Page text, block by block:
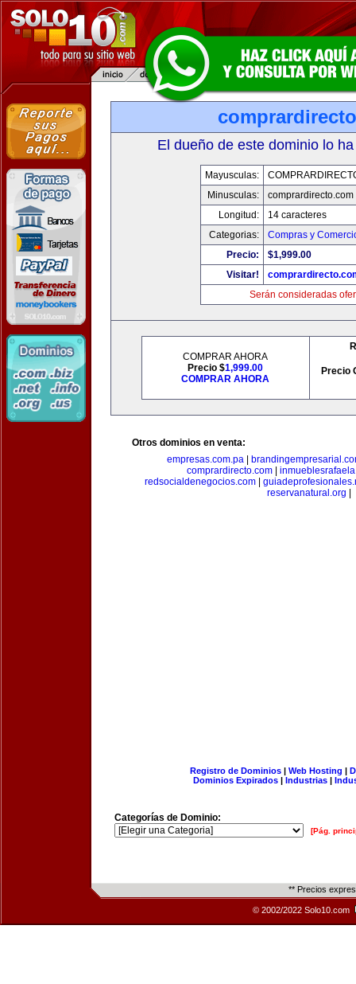
El dueño de este dominio lo
Mayusculas:
Minusculas:
comprardirecto.com
Longitud:
14 caracteres
Categorias:
Compras y
Precio:
$1,999.00
Visitar!
Serán consideradas
COMPRAR AHORA
Precio $1,999.00
COMPRAR AHORA
Precio
Otros dominios en venta:
empresas.com.pa
comprardirecto.com
redsocialdenegocios.com|
reservanatural.org
Registro de Dominios| Web Hosting |
Dominios Expirados | Industrias |
Categorías de Dominio:
[Pág.
** Precios
© 2002/2022 Solo10.com